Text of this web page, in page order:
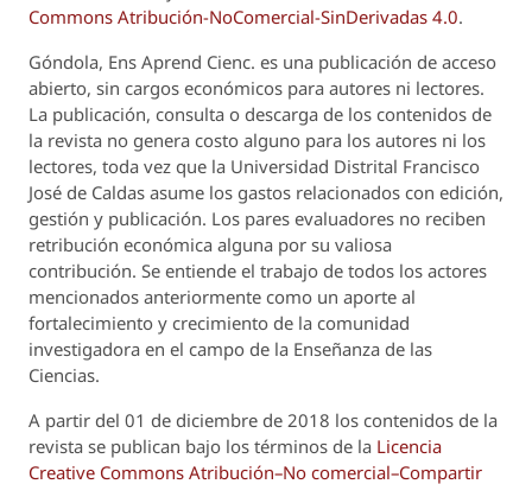
Commons Atribución-NoComercial-SinDerivadas 4.0.
Góndola, Ens Aprend Cienc. es una publicación de acceso
abierto, sin cargos económicos para autores ni lectores.
La publicación, consulta o descarga de los contenidos de
la revista no genera costo alguno para los autores ni los
lectores, toda vez que la Universidad Distrital Francisco
José de Caldas asume los gastos relacionados con edición,
gestión y publicación. Los pares evaluadores no reciben
retribución económica alguna por su valiosa
contribución. Se entiende el trabajo de todos los actores
mencionados anteriormente como un aporte al
fortalecimiento y crecimiento de la comunidad
investigadora en el campo de la Enseñanza de las
Ciencias.
A partir del 01 de diciembre de 2018 los contenidos de la
revista se publican bajo los términos de la Licencia
Creative Commons Atribución–No comercial–Compartir